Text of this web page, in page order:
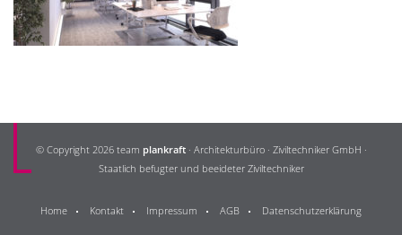
NEWS
© Copyright 2026 team plankraft· Architekturbüro · Ziviltechniker GmbH ·
Staatlich befugter und beeideter Ziviltechniker
Home Kontakt Impressum AGB Datenschutzerklärung